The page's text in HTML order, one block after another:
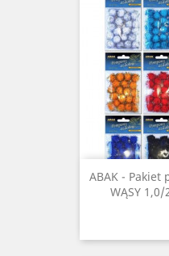
ABAK - Pakiet
WĄSY